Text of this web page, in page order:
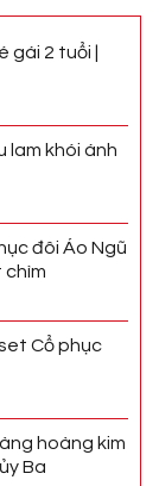
gái 2 tuổi |
lam khói ánh
đôi Áo Ngũ
chìm
Cổ phục
hoàng kim
Ba